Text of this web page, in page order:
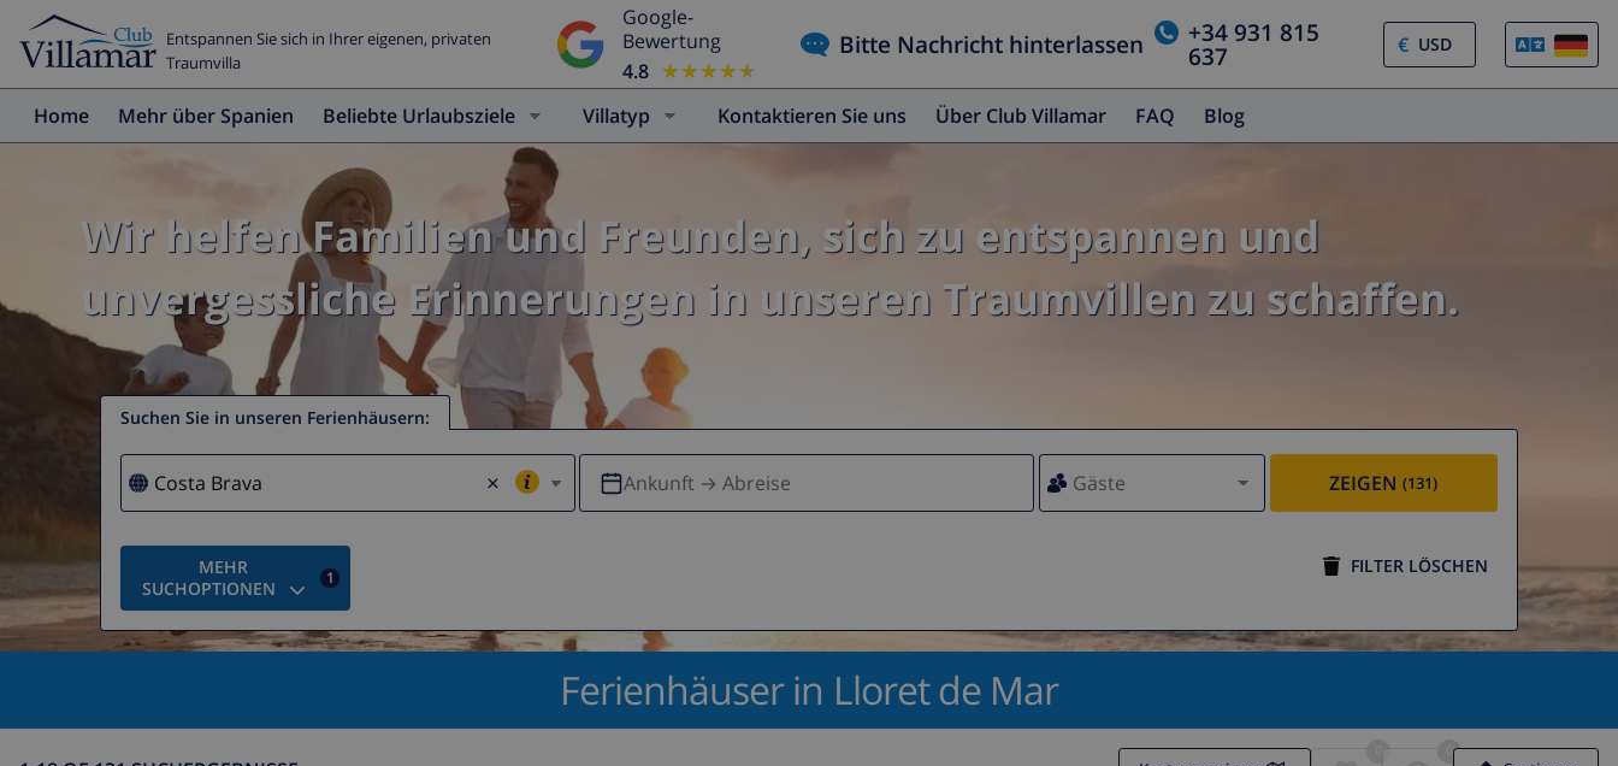
Entspannen Sie sich in Ihrer eigenen, privaten
Traumvilla
Google-
Bewertung
4.8 ★★★★★
★★★★★
Bitte Nachricht hinterlassen +34 931 815
637 €
Home Mehr über Spanien Beliebte Urlaubsziele Villatyp Kontaktieren Sie uns Über Club Villamar FAQ Blog
Wir helfen Familien und Freunden, sich zu entspannen und
unvergessliche Erinnerungen in unseren Traumvillen zu schaffen.
Suchen Sie in unseren Ferienhäusern:
× Ankunft → Abreise Gäste ZEIGEN (131)
MEHR
SUCHOPTIONEN
1
FILTER LÖSCHEN
Ferienhäuser in Lloret de Mar